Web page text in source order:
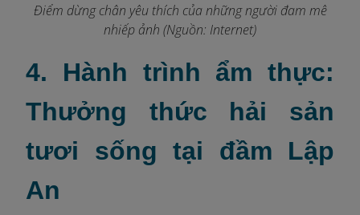
Điểm dừng chân yêu thích của những người đam mê
nhiếp ảnh (Nguồn: Internet)
4. Hành trình ẩm thực:
Thưởng thức hải sản
tươi sống tại đầm Lập
An